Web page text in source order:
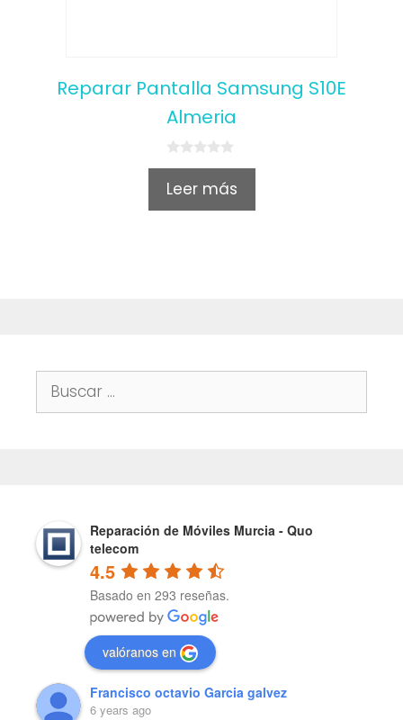
Reparar Pantalla Samsung S10E
Almeria
0
u
Leer más
Buscar:
Reparación de Móviles Murcia - Quo
telecom
4.5
Basado en 293 reseñas.
valóranos en
Francisco octavio Garcia galvez
6 years ago